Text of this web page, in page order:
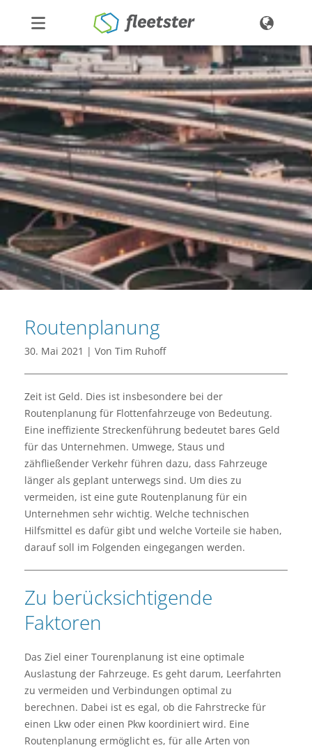
Produkte
Preise
Über uns
Kontakt
Demo Login
Routenplanung
30. Mai 2021 | Von Tim Ruhoff
Zeit ist Geld. Dies ist insbesondere bei der
Routenplanung für Flottenfahrzeuge von Bedeutung.
Eine ineffiziente Streckenführung bedeutet bares Geld
für das Unternehmen. Umwege, Staus und
zähfließender Verkehr führen dazu, dass Fahrzeuge
länger als geplant unterwegs sind. Um dies zu
vermeiden, ist eine gute Routenplanung für ein
Unternehmen sehr wichtig. Welche technischen
Hilfsmittel es dafür gibt und welche Vorteile sie haben,
darauf soll im Folgenden eingegangen werden.
Zu berücksichtigende
Faktoren
Das Ziel einer Tourenplanung ist eine optimale
Auslastung der Fahrzeuge. Es geht darum, Leerfahrten
zu vermeiden und Verbindungen optimal zu
berechnen. Dabei ist es egal, ob die Fahrstrecke für
einen Lkw oder einen Pkw koordiniert wird. Eine
Routenplanung ermöglicht es, für alle Arten von